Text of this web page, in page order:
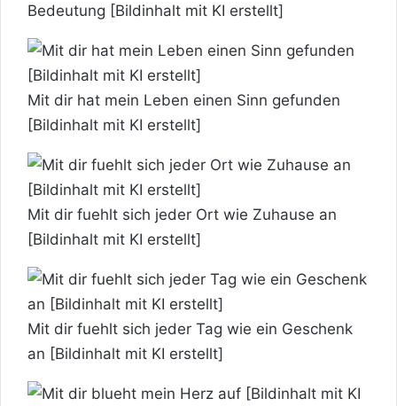
Bedeutung [Bildinhalt mit KI erstellt]
Mit dir hat mein Leben einen Sinn gefunden
[Bildinhalt mit KI erstellt]
Mit dir fuehlt sich jeder Ort wie Zuhause an
[Bildinhalt mit KI erstellt]
Mit dir fuehlt sich jeder Tag wie ein Geschenk
an [Bildinhalt mit KI erstellt]